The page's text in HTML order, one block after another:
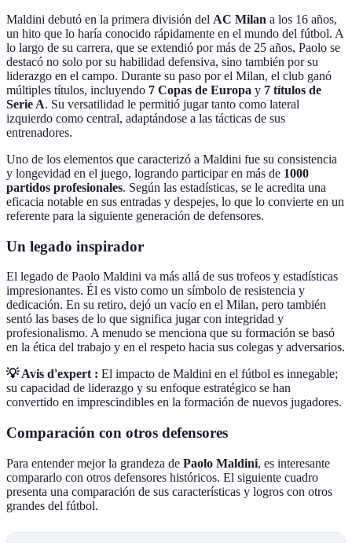
Maldini debutó en la primera división del AC Milan a los 16 años,
un hito que lo haría conocido rápidamente en el mundo del fútbol. A
lo largo de su carrera, que se extendió por más de 25 años, Paolo se
destacó no solo por su habilidad defensiva, sino también por su
liderazgo en el campo. Durante su paso por el Milan, el club ganó
múltiples títulos, incluyendo 7 Copas de Europa y 7 títulos de
Serie A. Su versatilidad le permitió jugar tanto como lateral
izquierdo como central, adaptándose a las tácticas de sus
entrenadores.
Uno de los elementos que caracterizó a Maldini fue su consistencia
y longevidad en el juego, logrando participar en más de 1000
partidos profesionales. Según las estadísticas, se le acredita una
eficacia notable en sus entradas y despejes, lo que lo convierte en un
referente para la siguiente generación de defensores.
Un legado inspirador
El legado de Paolo Maldini va más allá de sus trofeos y estadísticas
impresionantes. Él es visto como un símbolo de resistencia y
dedicación. En su retiro, dejó un vacío en el Milan, pero también
sentó las bases de lo que significa jugar con integridad y
profesionalismo. A menudo se menciona que su formación se basó
en la ética del trabajo y en el respeto hacia sus colegas y adversarios.
💡 Avis d'expert : El impacto de Maldini en el fútbol es innegable;
su capacidad de liderazgo y su enfoque estratégico se han
convertido en imprescindibles en la formación de nuevos jugadores.
Comparación con otros defensores
Para entender mejor la grandeza de Paolo Maldini, es interesante
compararlo con otros defensores históricos. El siguiente cuadro
presenta una comparación de sus características y logros con otros
grandes del fútbol.